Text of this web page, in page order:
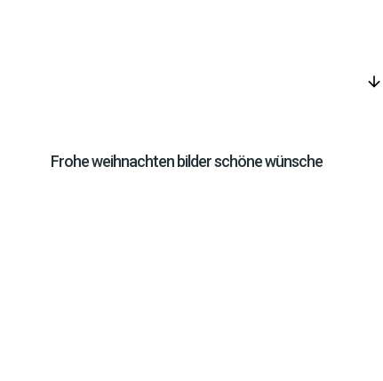
arrow_downward
Frohe weihnachten bilder schöne wünsche